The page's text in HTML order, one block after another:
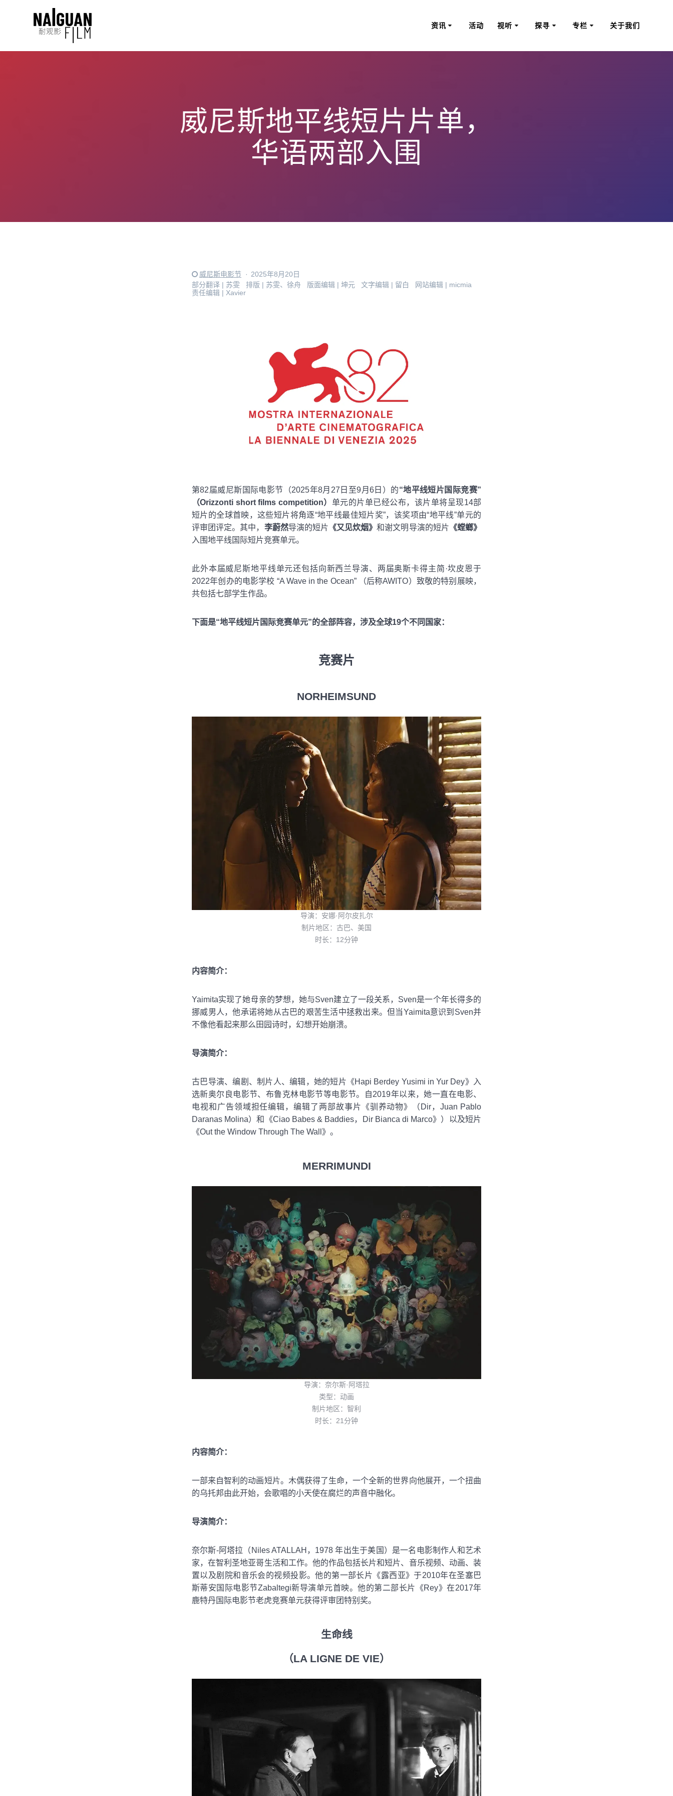
资讯 活动 视听 探寻 专栏 关于我们
威尼斯地平线短片片单，
华语两部入围
威尼斯电影节 · 2025年8月20日
部分翻译 | 苏雯 排版 | 苏雯、徐舟 版面编辑 | 坤元 文字编辑 | 留白 网站编辑 | micmia
责任编辑 | Xavier
第82届威尼斯国际电影节（2025年8月27日至9月6日）的“地平线短片国际竞赛”
（Orizzonti short films competition） 单元的片单已经公布，该片单将呈现14部
短片的全球首映，这些短片将角逐“地平线最佳短片奖”，该奖项由“地平线”单元的
评审团评定。其中， 李蔚然导演的短片 《又见炊烟》和谢文明导演的短片 《螳螂》
入围地平线国际短片竞赛单元。
此外本届威尼斯地平线单元还包括向新西兰导演、两届奥斯卡得主简·坎皮恩于
2022年创办的电影学校 “A Wave in the Ocean” （后称AWITO）致敬的特别展映，
共包括七部学生作品。
下面是“地平线短片国际竞赛单元”的全部阵容，涉及全球19个不同国家：
竞赛片
NORHEIMSUND
导演：安娜·阿尔皮扎尔
制片地区：古巴、美国
时长：12分钟
内容简介：
Yaimita实现了她母亲的梦想，她与Sven建立了一段关系，Sven是一个年长得多的
挪威男人，他承诺将她从古巴的艰苦生活中拯救出来。但当Yaimita意识到Sven并
不像他看起来那么田园诗时，幻想开始崩溃。
导演简介：
古巴导演、编剧、制片人、编辑，她的短片《Hapi Berdey Yusimi in Yur Dey》入
选新奥尔良电影节、布鲁克林电影节等电影节。自2019年以来，她一直在电影、
电视和广告领域担任编辑，编辑了两部故事片《驯养动物》（Dir，Juan Pablo
Daranas Molina）和《Ciao Babes & Baddies，Dir Bianca di Marco》）以及短片
《Out the Window Through The Wall》。
MERRIMUNDI
导演：奈尔斯·阿塔拉
类型：动画
制片地区：智利
时长：21分钟
内容简介：
一部来自智利的动画短片。木偶获得了生命，一个全新的世界向他展开，一个扭曲
的乌托邦由此开始，会歌唱的小天使在腐烂的声音中融化。
导演简介：
奈尔斯-阿塔拉（Niles ATALLAH，1978 年出生于美国）是一名电影制作人和艺术
家，在智利圣地亚哥生活和工作。他的作品包括长片和短片、音乐视频、动画、装
置以及剧院和音乐会的视频投影。他的第一部长片《露西亚》于2010年在圣塞巴
斯蒂安国际电影节Zabaltegi新导演单元首映。他的第二部长片《Rey》在2017年
鹿特丹国际电影节老虎竞赛单元获得评审团特别奖。
生命线
（LA LIGNE DE VIE）